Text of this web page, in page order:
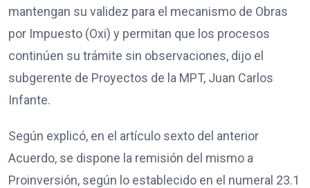
mantengan su validez para el mecanismo de Obras
por Impuesto (Oxi) y permitan que los procesos
continúen su trámite sin observaciones, dijo el
subgerente de Proyectos de la MPT, Juan Carlos
Infante.
Según explicó, en el artículo sexto del anterior
Acuerdo, se dispone la remisión del mismo a
Proinversión, según lo establecido en el numeral 23.1